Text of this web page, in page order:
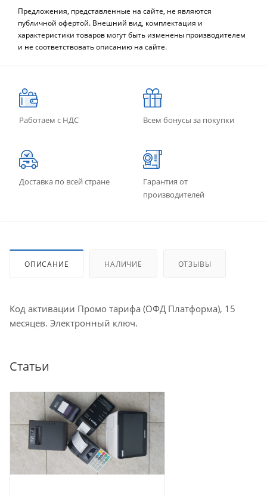
Предложения, представленные на сайте, не являются
публичной офертой. Внешний вид, комплектация и
характеристики товаров могут быть изменены производителем
и не соответствовать описанию на сайте.
Работаем с НДС Всем бонусы за покупки
Доставка по всей стране
Гарантия от
производителей
ОПИСАНИЕ НАЛИЧИЕ ОТЗЫВЫ
Код активации Промо тарифа (ОФД Платформа), 15
месяцев. Электронный ключ.
Статьи